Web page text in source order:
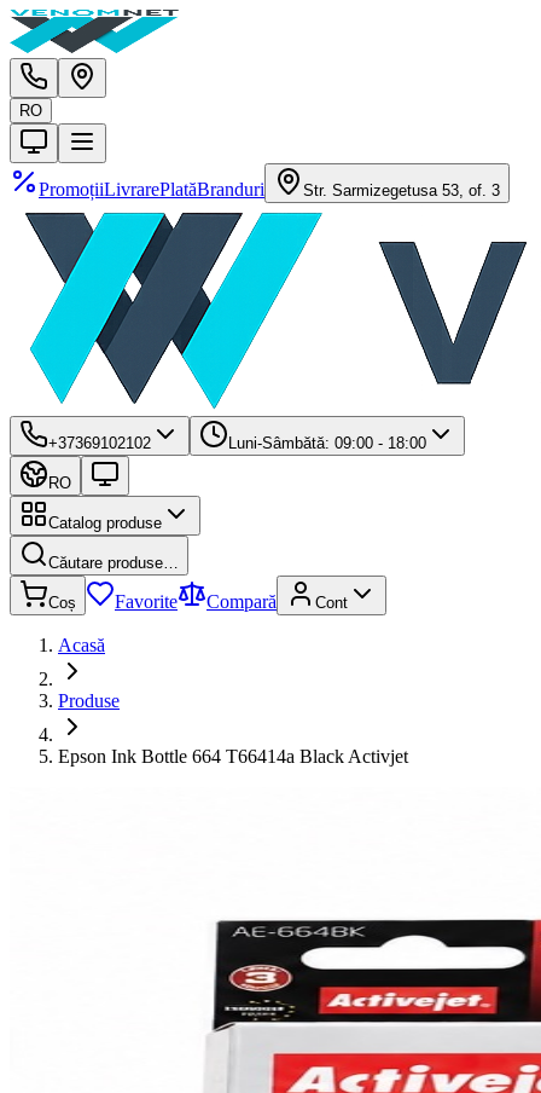
RO
PromoțiiLivrarePlatăBranduri Str. Sarmizegetusa 53, of. 3
+37369102102 Luni-Sâmbătă: 09:00 - 18:00
RO
Catalog produse
Căutare produse…
Coș Favorite Compară Cont
Acasă
Produse
Epson Ink Bottle 664 T66414a Black Activjet